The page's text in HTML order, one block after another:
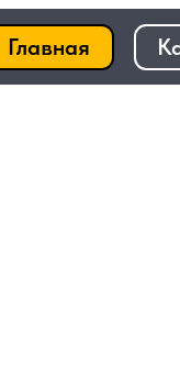
Каталог